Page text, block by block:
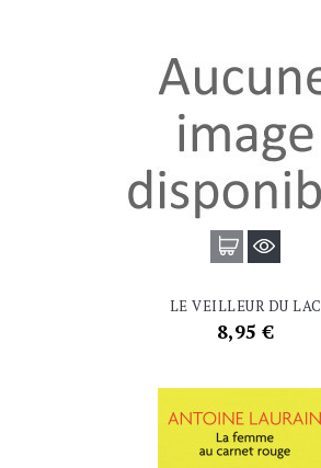
LE VEILLEUR DU LAC
Prix
8,95 €